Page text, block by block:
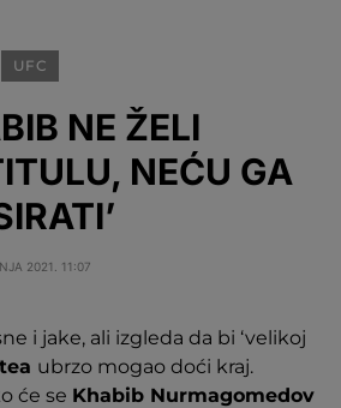
UFC
NE ŽELI
NEĆU GA
2021. 11:07
i jake, ali izgleda da bi ‘velikoj
ubrzo mogao doći kraj.
će se Khabib Nurmagomedov